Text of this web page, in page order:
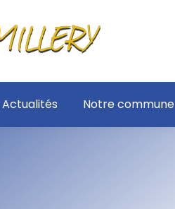
Actualités Notre commune